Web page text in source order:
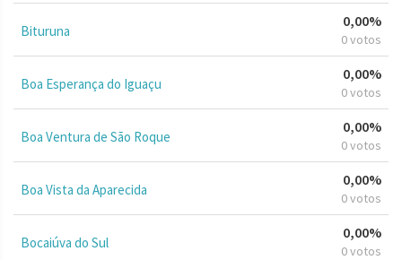
Bituruna
0,00%
0 votos
Boa Esperança do Iguaçu
0,00%
0 votos
Boa Ventura de São Roque
0,00%
0 votos
Boa Vista da Aparecida
0,00%
0 votos
Bocaiúva do Sul
0,00%
0 votos